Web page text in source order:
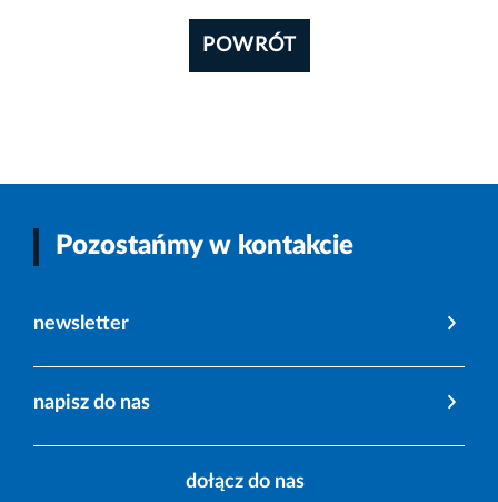
POWRÓT
Pozostańmy w kontakcie
newsletter
napisz do nas
dołącz do nas